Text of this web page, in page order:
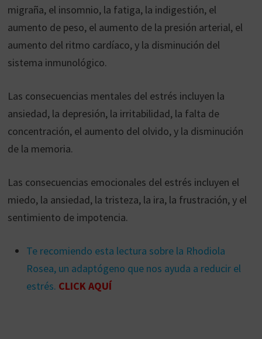
migraña, el insomnio, la fatiga, la indigestión, el
aumento de peso, el aumento de la presión arterial, el
aumento del ritmo cardíaco, y la disminución del
sistema inmunológico.
Las consecuencias mentales del estrés incluyen la
ansiedad, la depresión, la irritabilidad, la falta de
concentración, el aumento del olvido, y la disminución
de la memoria.
Las consecuencias emocionales del estrés incluyen el
miedo, la ansiedad, la tristeza, la ira, la frustración, y el
sentimiento de impotencia.
Te recomiendo esta lectura sobre la Rhodiola
Rosea, un adaptógeno que nos ayuda a reducir el
estrés. CLICK AQUÍ